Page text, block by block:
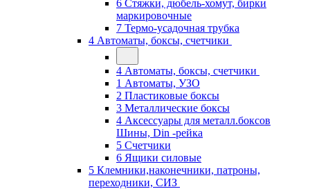
6 Стяжки, дюбель-хомут, бирки
маркировочные
7 Термо-усадочная трубка
4 Автоматы, боксы, счетчики
4 Автоматы, боксы, счетчики
1 Автоматы, УЗО
2 Пластиковые боксы
3 Металлические боксы
4 Аксессуары для металл.боксов
Шины, Din -рейка
5 Счетчики
6 Ящики силовые
5 Клемники,наконечники, патроны,
переходники, СИЗ